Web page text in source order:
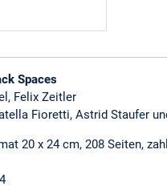
Spaces
Felix Zeitler
Fioretti, Astrid Staufer
20 x 24 cm, 208 Seiten,